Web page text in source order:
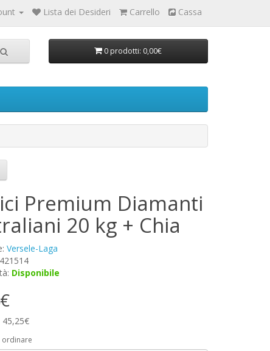
Lista dei Desideri Carrello Cassa
0 prodotti: 0,00€
Premium Diamanti
20 kg + Chia
Versele-Laga
Disponibile
45,25€
ordinare